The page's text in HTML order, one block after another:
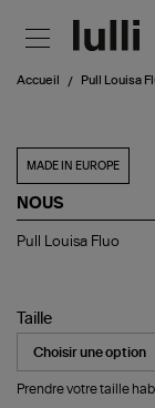
Accueil Pull Louisa
MADE IN EUROPE
NOUS
Pull
Pull Louisa Fluo
Taille
Prendre votre taille